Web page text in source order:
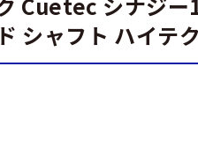
シャフト ハイテ